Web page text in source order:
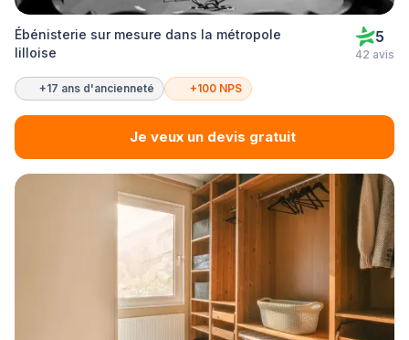
Ébénisterie sur mesure dans la métropole
lilloise
5
42 avis
+17 ans d'ancienneté +100 NPS
Je veux un devis gratuit